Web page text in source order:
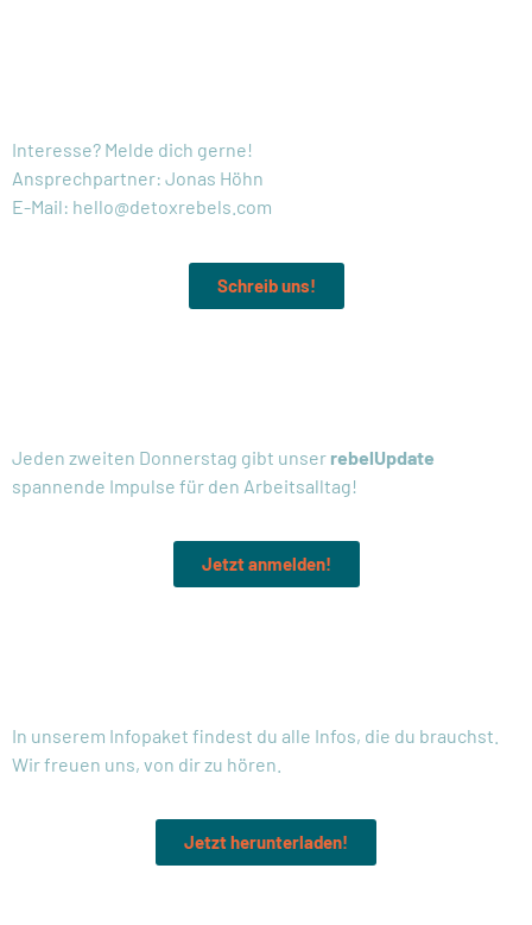
Interesse? Melde dich gerne!
Ansprechpartner: Jonas Höhn
E-Mail: hello@detoxrebels.com
Schreib uns!
Jeden zweiten Donnerstag gibt unser rebelUpdate
spannende Impulse für den Arbeitsalltag!
Jetzt anmelden!
In unserem Infopaket findest du alle Infos, die du brauchst.
Wir freuen uns, von dir zu hören.
Jetzt herunterladen!